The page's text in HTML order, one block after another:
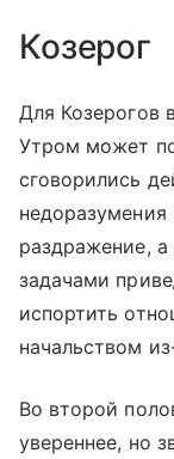
Козерог
Для Козерогов
Утром может
сговорились
раздражение,
задачами
испортить
начальством
Во второй
увереннее, но